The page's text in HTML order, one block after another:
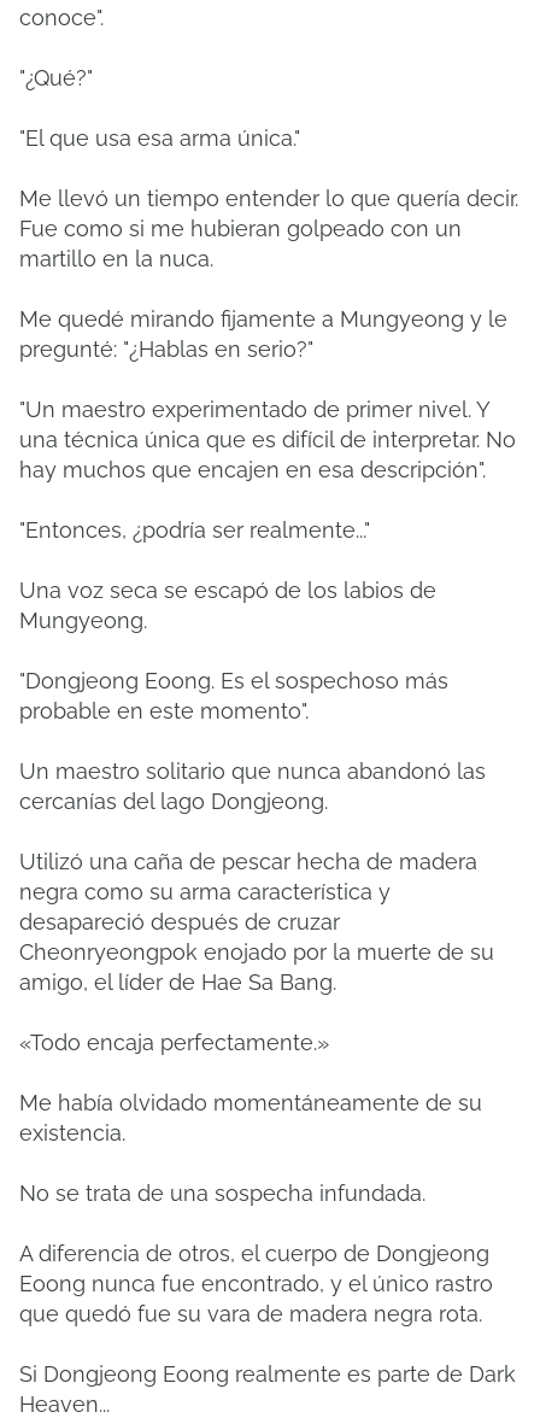
conoce".
"¿Qué?"
"El que usa esa arma única."
Me llevó un tiempo entender lo que quería decir.
Fue como si me hubieran golpeado con un
martillo en la nuca.
Me quedé mirando fijamente a Mungyeong y le
pregunté: "¿Hablas en serio?"
"Un maestro experimentado de primer nivel. Y
una técnica única que es difícil de interpretar. No
hay muchos que encajen en esa descripción".
"Entonces, ¿podría ser realmente..."
Una voz seca se escapó de los labios de
Mungyeong.
"Dongjeong Eoong. Es el sospechoso más
probable en este momento".
Un maestro solitario que nunca abandonó las
cercanías del lago Dongjeong.
Utilizó una caña de pescar hecha de madera
negra como su arma característica y
desapareció después de cruzar
Cheonryeongpok enojado por la muerte de su
amigo, el líder de Hae Sa Bang.
«Todo encaja perfectamente.»
Me había olvidado momentáneamente de su
existencia.
No se trata de una sospecha infundada.
A diferencia de otros, el cuerpo de Dongjeong
Eoong nunca fue encontrado, y el único rastro
que quedó fue su vara de madera negra rota.
Si Dongjeong Eoong realmente es parte de Dark
Heaven...